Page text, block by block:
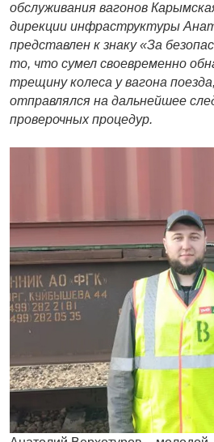
обслуживания вагонов
дирекции инфраструктуры
представлен к знаку «За
то, что сумел своевременно
трещину колеса у вагона
отправлялся на дальнейшее
проверочных процедур.